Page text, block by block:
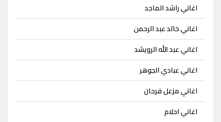
اغاني راشد الماجد
اغاني خالد عبد الرحمن
اغاني عبد الله الرويشد
اغاني عبادي الجوهر
اغاني مزعل فرحان
اغاني احلام